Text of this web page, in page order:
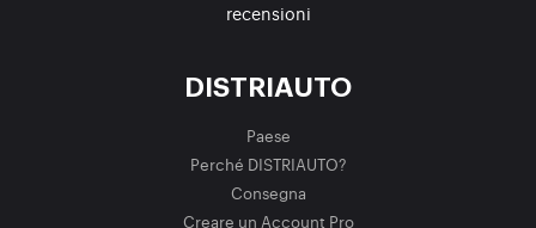
recensioni
DISTRIAUTO
Paese
Perché DISTRIAUTO?
Consegna
Creare un Account Pro